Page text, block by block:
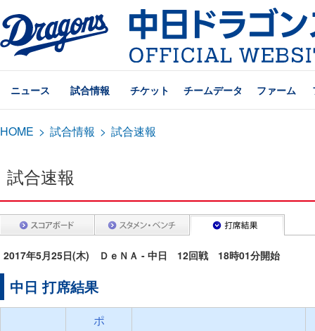
ニュース 試合情報 チケット チームデータ ファーム
HOME > 試合情報 > 試合速報
試合速報
2017年5月25日(木) ＤｅＮＡ - 中日 12回戦 18時01分開始
中日 打席結果
ポ